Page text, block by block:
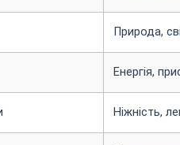
Природа,
Енергія,
Ніжність,